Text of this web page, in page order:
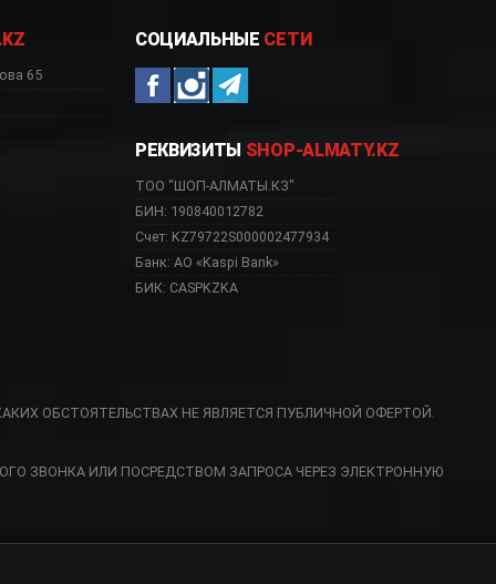
W
65
СОЦИАЛЬНЫЕ СЕТИ
РЕКВИЗИТЫ SHOP-ALMATY.KZ
ТОО "ШОП-АЛМАТЫ.КЗ"
БИН: 190840012782
Счет: KZ79722S000002477934
Банк: АО «Kaspi Bank»
БИК: CASPKZKA
ОБСТОЯТЕЛЬСТВАХ НЕ ЯВЛЯЕТСЯ ПУБЛИЧНОЙ ОФЕРТОЙ.
ЗВОНКА ИЛИ ПОСРЕДСТВОМ ЗАПРОСА ЧЕРЕЗ ЭЛЕКТРОННУЮ